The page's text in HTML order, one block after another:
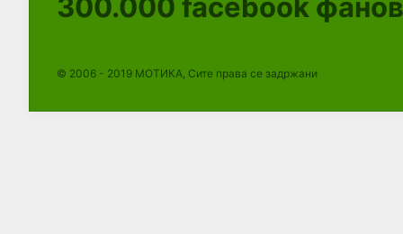
300.000 facebook
© 2006 - 2019 МОТИКА, Сите права се задржани